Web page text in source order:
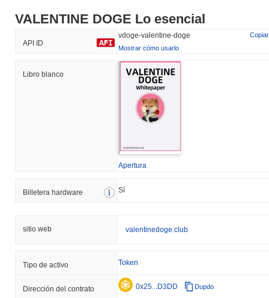
VALENTINE DOGE Lo esencial
API ID
vdoge-valentine-doge
Copiar
Mostrar cómo usarlo
Libro blanco
Apertura
Billetera hardware Sí
sitio web valentinedoge.club
Tipo de activo Token
Dirección del contrato 0x25...D3DD Dupdo